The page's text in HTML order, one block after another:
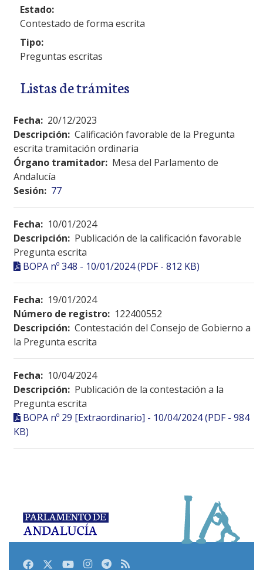
Estado:
Contestado de forma escrita
Tipo:
Preguntas escritas
Listas de trámites
Fecha: 20/12/2023
Descripción: Calificación favorable de la Pregunta
escrita tramitación ordinaria
Órgano tramitador: Mesa del Parlamento de
Andalucía
Sesión: 77
Fecha: 10/01/2024
Descripción: Publicación de la calificación favorable
Pregunta escrita
BOPA nº 348 - 10/01/2024 (PDF - 812 KB)
Fecha: 19/01/2024
Número de registro: 122400552
Descripción: Contestación del Consejo de Gobierno a
la Pregunta escrita
Fecha: 10/04/2024
Descripción: Publicación de la contestación a la
Pregunta escrita
BOPA nº 29 [Extraordinario] - 10/04/2024 (PDF - 984
KB)
FacebookTwitterYoutubeInstagram
Telegram
RSS